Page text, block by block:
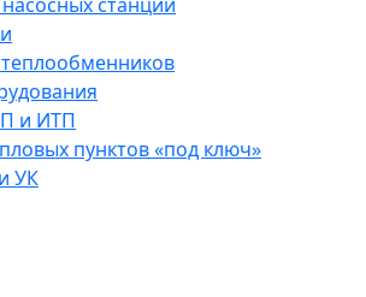
и ИТП
пунктов «под ключ»
УК